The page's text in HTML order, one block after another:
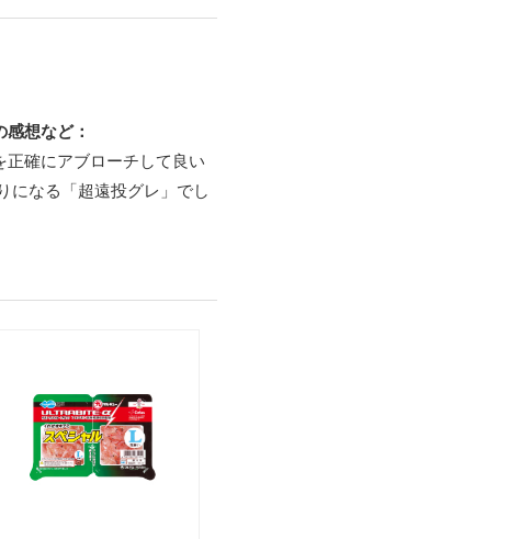
想など：
確にアブローチして良い
なる「超遠投グレ」でし